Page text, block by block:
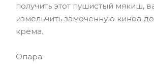
получить этот пушистый мякиш,
измельчить замоченную киноа
крема.
Опара